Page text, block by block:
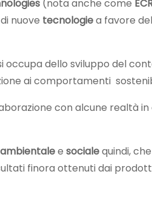
(nota anche come
di nuove tecnologiea favore
occupa dello sviluppo del
ai comportamenti
con alcune realtà
e socialequindi,
finora ottenuti dai